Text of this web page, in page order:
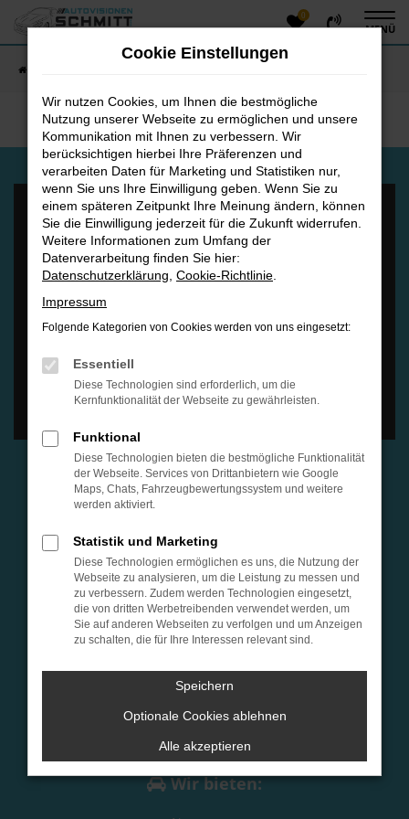
Zum
Hauptinhalt
0
MENÜ
Es wird versucht, Inhalte vonwww.google.com
können Daten an Dritte weitergegeben werden. Wenn Sie damit
einverstanden sind, klicken Sie bitte auf "Bestätigen".
Öffnungszeiten & Kontakt
Montag bis Donnerstag:
8:00 bis 12:30 Uhr
13:30 bis 17:00 Uhr
Freitag:
08:00 bis 15:00 Uhr
Samstag:
+49 6133 386 7500
Wir bieten:
Cookie Einstellungen
Wir nutzen Cookies, um Ihnen die bestmögliche
Nutzung unserer Webseite zu ermöglichen und unsere
Kommunikation mit Ihnen zu verbessern. Wir
berücksichtigen hierbei Ihre Präferenzen und
verarbeiten Daten für Marketing und Statistiken nur,
wenn Sie uns Ihre Einwilligung geben. Wenn Sie zu
einem späteren Zeitpunkt Ihre Meinung ändern, können
Sie die Einwilligung jederzeit für die Zukunft widerrufen.
Weitere Informationen zum Umfang der
Datenverarbeitung finden Sie hier:
Datenschutzerklärung Cookie-Richtlinie
Impressum
Folgende Kategorien von Cookies werden von uns eingesetzt:
Essentiell
Diese Technologien sind erforderlich, um die
Kernfunktionalität der Webseite zu gewährleisten.
Funktional
Diese Technologien bieten die bestmögliche Funktionalität
der Webseite. Services von Drittanbietern wie Google
Maps, Chats, Fahrzeugbewertungssystem und weitere
werden aktiviert.
Statistik und Marketing
Diese Technologien ermöglichen es uns, die Nutzung der
Webseite zu analysieren, um die Leistung zu messen und
zu verbessern. Zudem werden Technologien eingesetzt,
die von dritten Werbetreibenden verwendet werden, um
Sie auf anderen Webseiten zu verfolgen und um Anzeigen
zu schalten, die für Ihre Interessen relevant sind.
Speichern
Optionale Cookies ablehnen
Alle akzeptieren